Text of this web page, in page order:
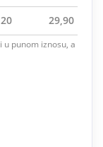
29,90
u punom iznosu, a